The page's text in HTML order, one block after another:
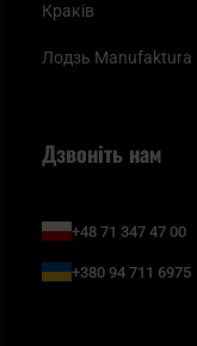
Краків
Лодзь Manufaktura
Дзвоніть нам
+48 71 347 47 00
+380 94 711 6975